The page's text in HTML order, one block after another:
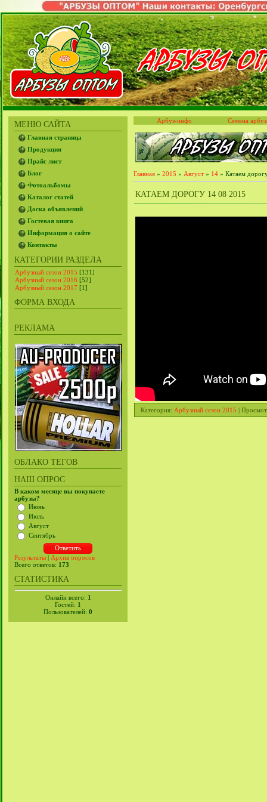
МЕНЮ САЙТА
Главная страница
Продукция
Прайс лист
Блог
Фотоальбомы
Каталог статей
Доска объявлений
Гостевая книга
Информация о сайте
Контакты
КАТЕГОРИИ РАЗДЕЛА
Арбузный сезон 2015 [131]
Арбузный сезон 2016 [52]
Арбузный сезон 2017 [1]
ФОРМА ВХОДА
РЕКЛАМА
ОБЛАКО ТЕГОВ
НАШ ОПРОС
В каком месяце вы покупаете
арбузы?
Июнь
Июль
Август
Сентябрь
Результаты | Архив опросов
Всего ответов: 173
СТАТИСТИКА
Онлайн всего: 1
Гостей: 1
Пользователей: 0
Арбуз-инфо Семена
Главная » 2015 » Август » 14 » Катаем
КАТАЕМ ДОРОГУ 14 08 2015
Категория: Арбузный сезон 2015 |